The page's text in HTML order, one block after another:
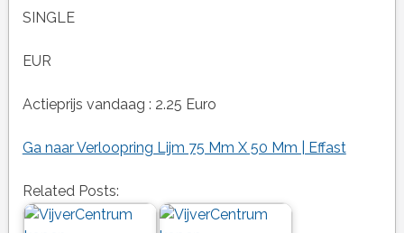
SINGLE
EUR
Actieprijs vandaag : 2.25 Euro
Ga naar Verloopring Lijm 75 Mm X 50 Mm | Effast
Related Posts: